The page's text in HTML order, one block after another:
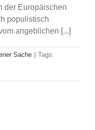
der Europäischen
populistisch
angeblichen [...]
Sache
Tags: